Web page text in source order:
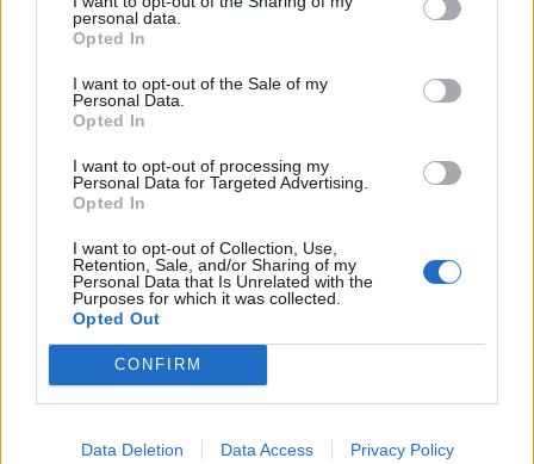
personal data.
Opted In
I want to opt-out of the Sale of my
Personal Data.
Opted In
I want to opt-out of processing my
Personal Data for Targeted Advertising.
Opted In
I want to opt-out of Collection, Use,
Retention, Sale, and/or Sharing of my
Personal Data that Is Unrelated with the
Purposes for which it was collected.
Opted Out
CONFIRM
Data Deletion Data Access Privacy Policy